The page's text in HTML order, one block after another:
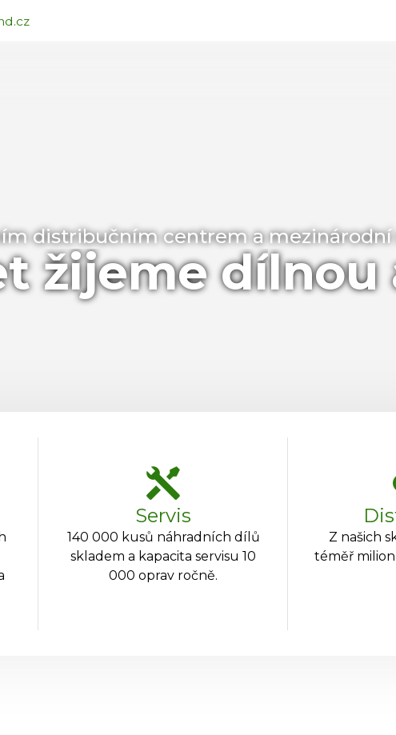
distribučním centrem a
žijeme dílnou
Servis
140 000 kusů náhradních dílů
skladem a kapacita servisu 10
000 oprav ročně.
Z našich
téměř